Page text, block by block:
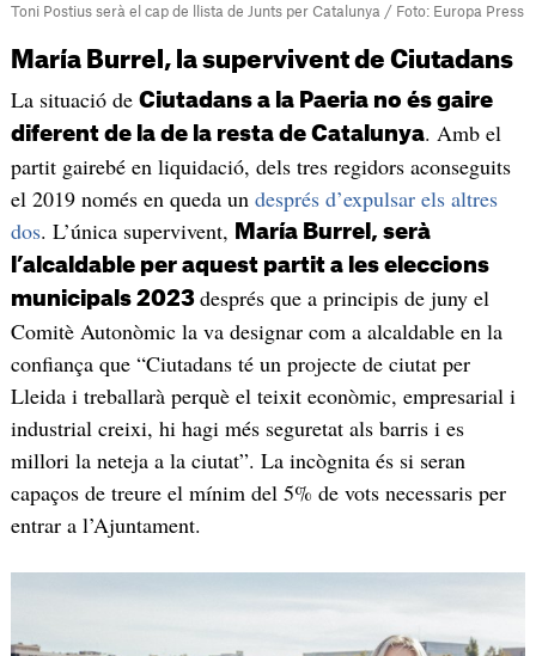
Toni Postius serà el cap de llista de Junts per Catalunya / Foto: Europa Press
María Burrel, la supervivent de Ciutadans
La situació de Ciutadans a la Paeria no és gaire
diferent de la de la resta de Catalunya. Amb el
partit gairebé en liquidació, dels tres regidors aconseguits
el 2019 només en queda un després d’expulsar els altres
dos. L’única supervivent,
María Burrel, serà
l’alcaldable per aquest partit a les eleccions
municipals 2023 després que a principis de juny el
Comitè Autonòmic la va designar com a alcaldable en la
confiança que “Ciutadans té un projecte de ciutat per
Lleida i treballarà perquè el teixit econòmic, empresarial i
industrial creixi, hi hagi més seguretat als barris i es
millori la neteja a la ciutat”. La incògnita és si seran
capaços de treure el mínim del 5% de vots necessaris per
entrar a l’Ajuntament.